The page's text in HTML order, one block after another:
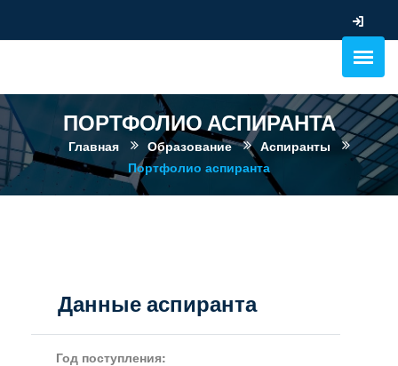
ПОРТФОЛИО АСПИРАНТА
Главная Образование
Аспиранты
Портфолио аспиранта
Данные аспиранта
Год поступления: